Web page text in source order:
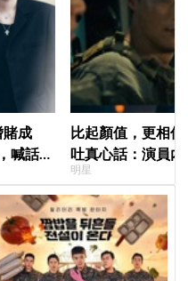
賭成
喊話
比起顏值，更相
吐真心話：演員
別人，因為恐懼
明星